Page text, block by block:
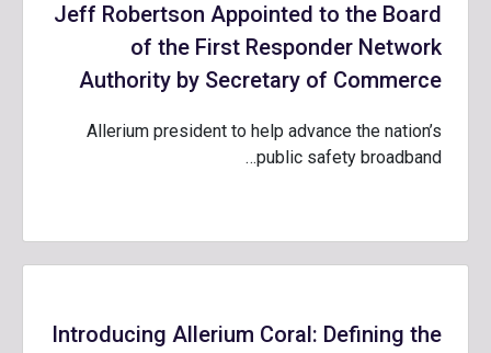
Jeff Robertson Appointed to the Board
of the First Responder Network
Authority by Secretary of Commerce
Allerium president to help advance the nation’s
public safety broadband…
Introducing Allerium Coral: Defining the